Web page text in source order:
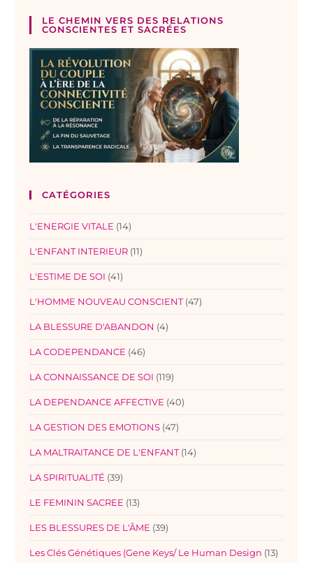
LE CHEMIN VERS DES RELATIONS
CONSCIENTES ET SACRÉES
CATÉGORIES
L'ENERGIE VITALE (14)
L'ENFANT INTERIEUR (11)
L'ESTIME DE SOI (41)
L'HOMME NOUVEAU CONSCIENT (47)
LA BLESSURE D'ABANDON (4)
LA CODEPENDANCE (46)
LA CONNAISSANCE DE SOI (119)
LA DEPENDANCE AFFECTIVE (40)
LA GESTION DES EMOTIONS (47)
LA MALTRAITANCE DE L'ENFANT (14)
LA SPIRITUALITÉ (39)
LE FEMININ SACREE (13)
LES BLESSURES DE L'ÂME (39)
Les Clés Génétiques (Gene Keys/ Le Human Design (13)